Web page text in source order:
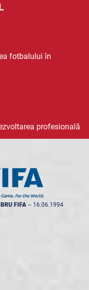
fotbalului în
profesională
FIFA -- 16.06.1994